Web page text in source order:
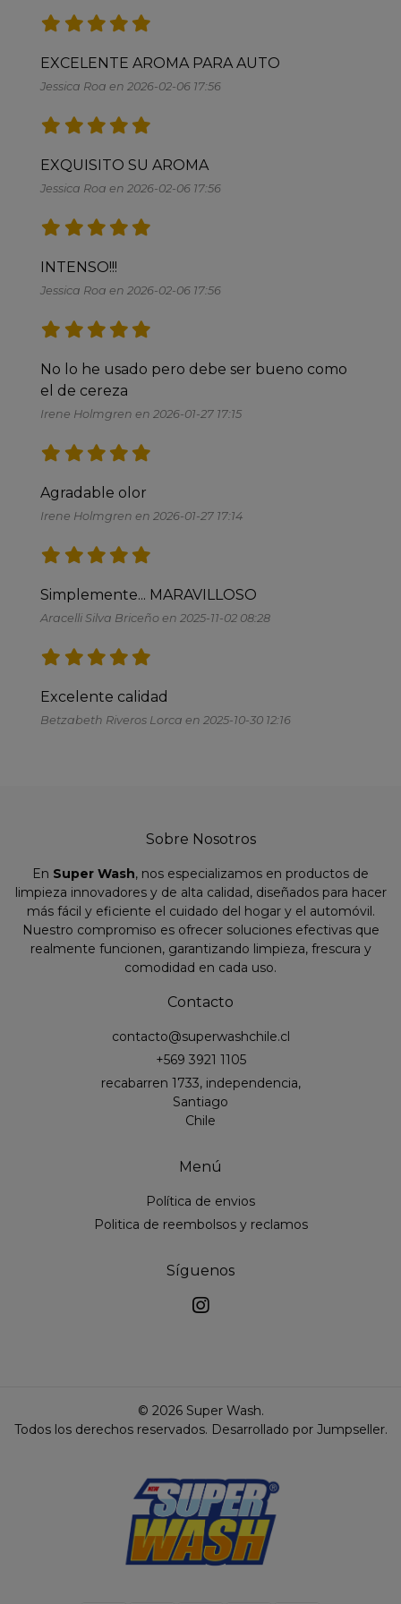
EXCELENTE AROMA PARA AUTO
Jessica Roa en 2026-02-06 17:56
EXQUISITO SU AROMA
Jessica Roa en 2026-02-06 17:56
INTENSO!!!
Jessica Roa en 2026-02-06 17:56
No lo he usado pero debe ser bueno como
Irene Holmgren en 2026-01-27 17:15
Irene Holmgren en 2026-01-27 17:14
Aracelli Silva Briceño en 2025-11-02 08:28
Excelente calidad
Betzabeth Riveros Lorca en 2025-10-30 12:16
Sobre Nosotros
En Super Wash, nos especializamos en productos de
limpieza innovadores y de alta calidad, diseñados para hacer
más fácil y eficiente el cuidado del hogar y el automóvil.
Nuestro compromiso es ofrecer soluciones efectivas que
realmente funcionen, garantizando limpieza, frescura y
comodidad en cada uso.
Contacto
contacto@superwashchile.cl
+569 3921 1105
recabarren 1733, independencia,
Santiago
Chile
Menú
Política de envios
Politica de reembolsos y reclamos
Síguenos
© 2026 Super Wash.
Todos los derechos reservados. Desarrollado por Jumpseller.